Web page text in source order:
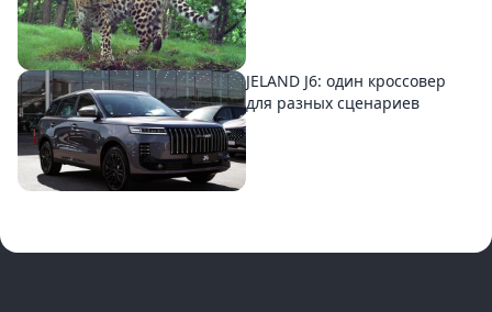
JELAND J6: один кроссовер
для разных сценариев